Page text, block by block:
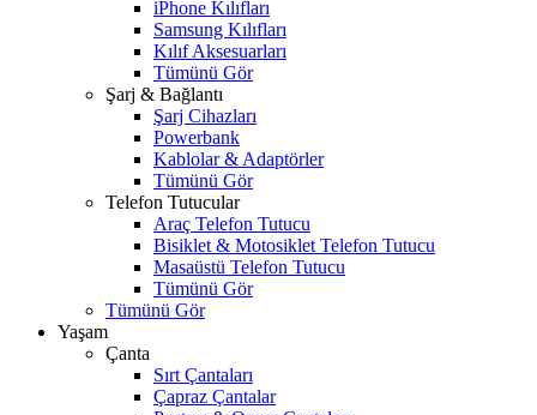
iPhone Kılıfları
Samsung Kılıfları
Kılıf Aksesuarları
Tümünü Gör
Şarj & Bağlantı
Şarj Cihazları
Powerbank
Kablolar & Adaptörler
Tümünü Gör
Telefon Tutucular
Araç Telefon Tutucu
Bisiklet & Motosiklet Telefon Tutucu
Masaüstü Telefon Tutucu
Tümünü Gör
Tümünü Gör
Yaşam
Çanta
Sırt Çantaları
Çapraz Çantalar